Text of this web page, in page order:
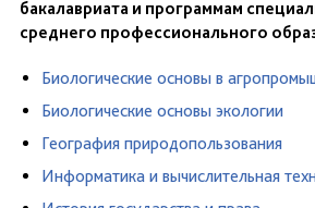
бакалавриата и программам
среднего профессионального
Биологические основы в
Биологические основы экологии
География природопользования
Информатика и вычислительная